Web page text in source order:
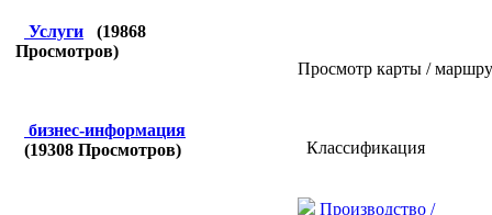
Услуги (19868
Просмотров)
бизнес-информация
(19308 Просмотров)
Просмотр карты /
Классификация
Производство /